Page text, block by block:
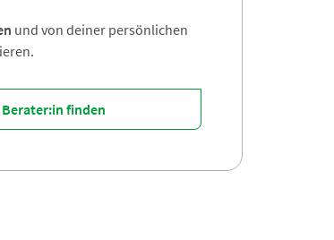
und von deiner persönlichen
Berater:in finden